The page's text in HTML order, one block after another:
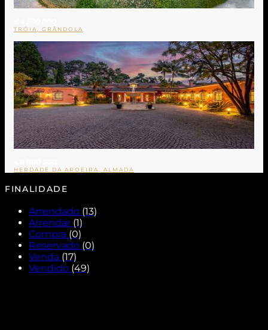
TRÓIA, GRÂNDOLA
HERDADE DA AROEIRA, ALMADA
FINALIDADE
Arrendado (13)
Arrendar (1)
Compra (0)
Reservado (0)
Venda (17)
Vendido (49)